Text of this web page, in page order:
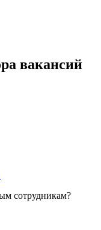
вакансий
сотрудникам?